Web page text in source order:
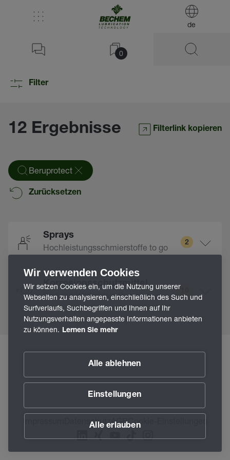
de
0
Filter
12 Ergebnisse Filterlink kopieren
Beruprotect
Zurücksetzen
Sprays
Hochleistungsschmierstoffe to go 2
Korrosionsschutzmittel
Profi am Werkstück: Beruprotect
DatenschutzAGBCookie-Einstellungen
Wir verwenden Cookies
Wir setzen Cookies ein, um die Nutzung unserer
Webseiten zu analysieren, einschließlich des Such und
Surfverlaufs, Suchbegriffen und Ihnen auf Ihr
Nutzungsverhalten angepasste Informationen anbieten
zu können. Lernen Sie mehr
Alle ablehnen
Einstellungen
Alle erlauben